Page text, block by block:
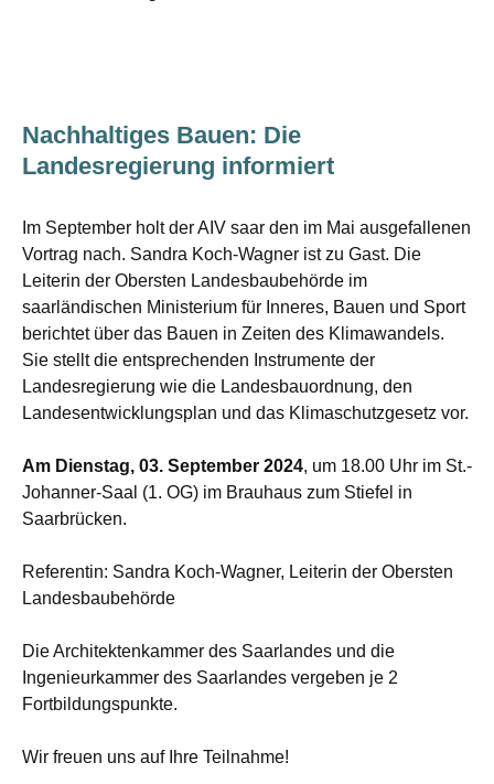
Nachhaltiges Bauen: Die
Landesregierung informiert
Im September holt der AIV saar den im Mai ausgefallenen
Vortrag nach. Sandra Koch-Wagner ist zu Gast. Die
Leiterin der Obersten Landesbaubehörde im
saarländischen Ministerium für Inneres, Bauen und Sport
berichtet über das Bauen in Zeiten des Klimawandels.
Sie stellt die entsprechenden Instrumente der
Landesregierung wie die Landesbauordnung, den
Landesentwicklungsplan und das Klimaschutzgesetz vor.
Am Dienstag, 03. September 2024, um 18.00 Uhr im St.-
Johanner-Saal (1. OG) im Brauhaus zum Stiefel in
Saarbrücken.
Referentin: Sandra Koch-Wagner, Leiterin der Obersten
Landesbaubehörde
Die Architektenkammer des Saarlandes und die
Ingenieurkammer des Saarlandes vergeben je 2
Fortbildungspunkte.
Wir freuen uns auf Ihre Teilnahme!